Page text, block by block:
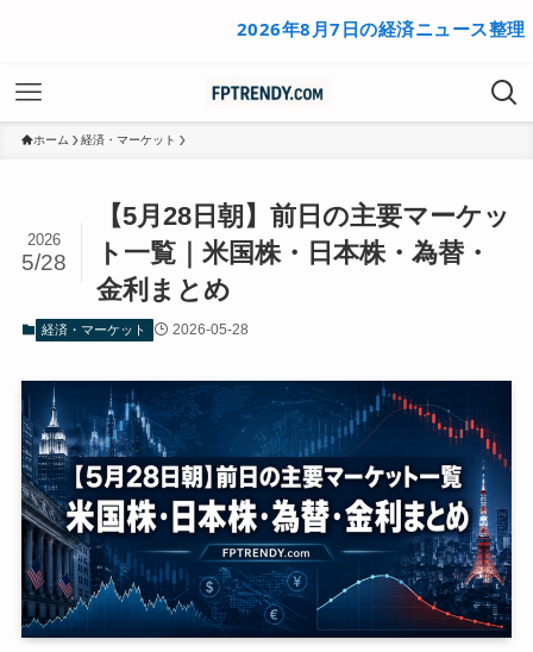
2026年8月7日の経済ニュース整理
ホーム 経済・マーケット
【5月28日朝】前日の主要マーケッ
ト一覧｜米国株・日本株・為替・
金利まとめ
2026
5/28
経済・マーケット 2026-05-28